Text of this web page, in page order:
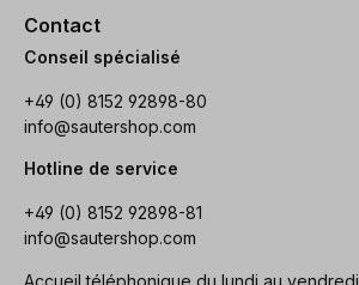
Contact
Conseil spécialisé
+49 (0) 8152 92898-80
info@sautershop.com
Hotline de service
+49 (0) 8152 92898-81
info@sautershop.com
Accueil téléphonique du lundi au vendredi